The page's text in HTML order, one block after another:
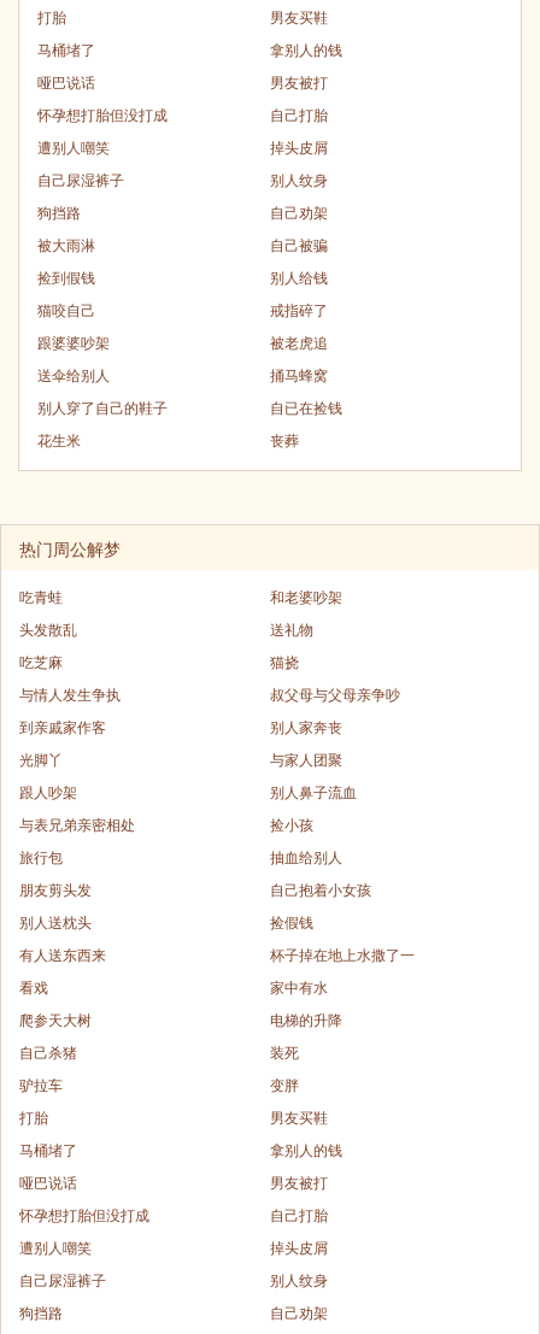
打胎
男友买鞋
马桶堵了
拿别人的钱
哑巴说话
男友被打
怀孕想打胎但没打成
自己打胎
遭别人嘲笑
掉头皮屑
自己尿湿裤子
别人纹身
狗挡路
自己劝架
被大雨淋
自己被骗
捡到假钱
别人给钱
猫咬自己
戒指碎了
跟婆婆吵架
被老虎追
送伞给别人
捅马蜂窝
别人穿了自己的鞋子
自已在捡钱
花生米
丧葬
热门周公解梦
吃青蛙
和老婆吵架
头发散乱
送礼物
吃芝麻
猫挠
与情人发生争执
叔父母与父母亲争吵
到亲戚家作客
别人家奔丧
光脚丫
与家人团聚
跟人吵架
别人鼻子流血
与表兄弟亲密相处
捡小孩
旅行包
抽血给别人
朋友剪头发
自己抱着小女孩
别人送枕头
捡假钱
有人送东西来
杯子掉在地上水撒了一
看戏
家中有水
爬参天大树
电梯的升降
自己杀猪
装死
驴拉车
变胖
打胎
男友买鞋
马桶堵了
拿别人的钱
哑巴说话
男友被打
怀孕想打胎但没打成
自己打胎
遭别人嘲笑
掉头皮屑
自己尿湿裤子
别人纹身
狗挡路
自己劝架